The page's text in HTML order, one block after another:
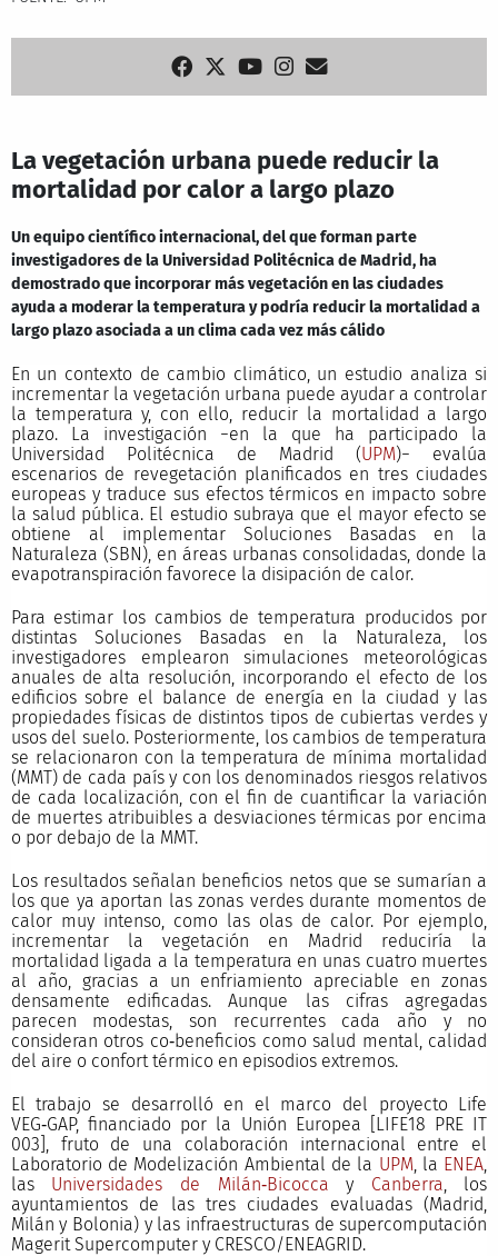
La vegetación urbana puede reducir la
mortalidad por calor a largo plazo
Un equipo científico internacional, del que forman parte
investigadores de la Universidad Politécnica de Madrid, ha
demostrado que incorporar más vegetación en las ciudades
ayuda a moderar la temperatura y podría reducir la mortalidad a
largo plazo asociada a un clima cada vez más cálido
En un contexto de cambio climático, un estudio analiza si
incrementar la vegetación urbana puede ayudar a controlar
la temperatura y, con ello, reducir la mortalidad a largo
plazo. La investigación −en la que ha participado la
Universidad Politécnica de Madrid (UPM)− evalúa
escenarios de revegetación planificados en tres ciudades
europeas y traduce sus efectos térmicos en impacto sobre
la salud pública. El estudio subraya que el mayor efecto se
obtiene al implementar Soluciones Basadas en la
Naturaleza (SBN), en áreas urbanas consolidadas, donde la
evapotranspiración favorece la disipación de calor.
Para estimar los cambios de temperatura producidos por
distintas Soluciones Basadas en la Naturaleza, los
investigadores emplearon simulaciones meteorológicas
anuales de alta resolución, incorporando el efecto de los
edificios sobre el balance de energía en la ciudad y las
propiedades físicas de distintos tipos de cubiertas verdes y
usos del suelo. Posteriormente, los cambios de temperatura
se relacionaron con la temperatura de mínima mortalidad
(MMT) de cada país y con los denominados riesgos relativos
de cada localización, con el fin de cuantificar la variación
de muertes atribuibles a desviaciones térmicas por encima
o por debajo de la MMT.
Los resultados señalan beneficios netos que se sumarían a
los que ya aportan las zonas verdes durante momentos de
calor muy intenso, como las olas de calor. Por ejemplo,
incrementar la vegetación en Madrid reduciría la
mortalidad ligada a la temperatura en unas cuatro muertes
al año, gracias a un enfriamiento apreciable en zonas
densamente edificadas. Aunque las cifras agregadas
parecen modestas, son recurrentes cada año y no
consideran otros co‑beneficios como salud mental, calidad
del aire o confort térmico en episodios extremos.
El trabajo se desarrolló en el marco del proyecto Life
VEG‑GAP, financiado por la Unión Europea [LIFE18 PRE IT
003], fruto de una colaboración internacional entre el
Laboratorio de Modelización Ambiental de la UPM, la ENEA,
las Universidades de Milán‑Bicocca y Canberra, los
ayuntamientos de las tres ciudades evaluadas (Madrid,
Milán y Bolonia) y las infraestructuras de supercomputación
Magerit Supercomputer y CRESCO/ENEAGRID.